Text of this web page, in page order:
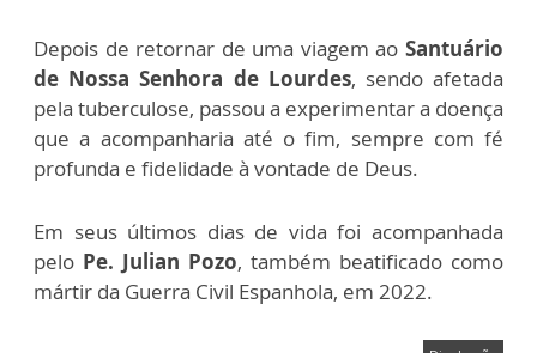
Depois de retornar de uma viagem ao Santuário
de Nossa Senhora de Lourdes, sendo afetada
pela tuberculose, passou a experimentar a doença
que a acompanharia até o fim, sempre com fé
profunda e fidelidade à vontade de Deus.
Em seus últimos dias de vida foi acompanhada
pelo Pe. Julian Pozo, também beatificado como
mártir da Guerra Civil Espanhola, em 2022.